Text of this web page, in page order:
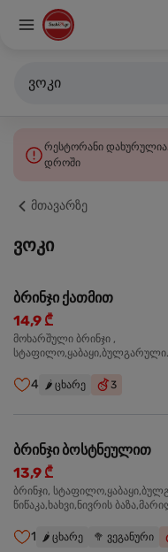
ვოკი
რესტორანი დახურულია.
დროში
მთავარზე
ვოკი
ბრინჯი ქათმით
14,9 ₾
მოხარშული ბრინჯი ,
სტაფილო,ყაბაყი,ბულგარული
ტკბილ ცხარე სოუსი,მწვანე
მარცვლის
4 🌶️ ცხარე 3
ბრინჯი ბოსტნეულით
13,9 ₾
ბრინჯი,
წიწაკა,ხახვი,ნივრის
ნაზავი,მზესუმზირის ზეთი
1 🌶️ ცხარე 🥦 ვეგანური